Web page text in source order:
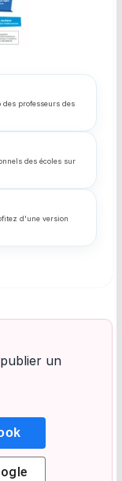
professeurs des
des écoles sur
d'une version
un